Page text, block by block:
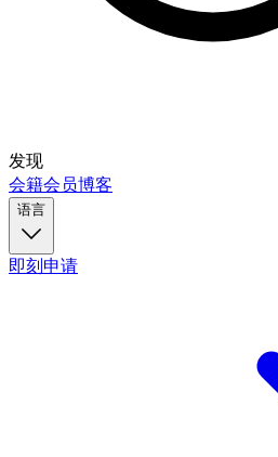
发现
会籍会员博客
语言
即刻申请